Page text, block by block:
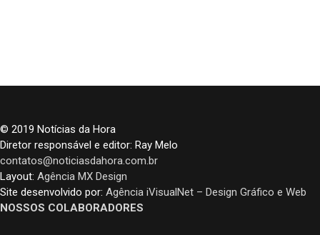
© 2019 Notícias da Hora
Diretor responsável e editor: Ray Melo
contatos@noticiasdahora.com.br
Layout: Agência MX Design
Site desenvolvido por: Agência iVisualNet – Design Gráfico e Web
NOSSOS COLABORADORES